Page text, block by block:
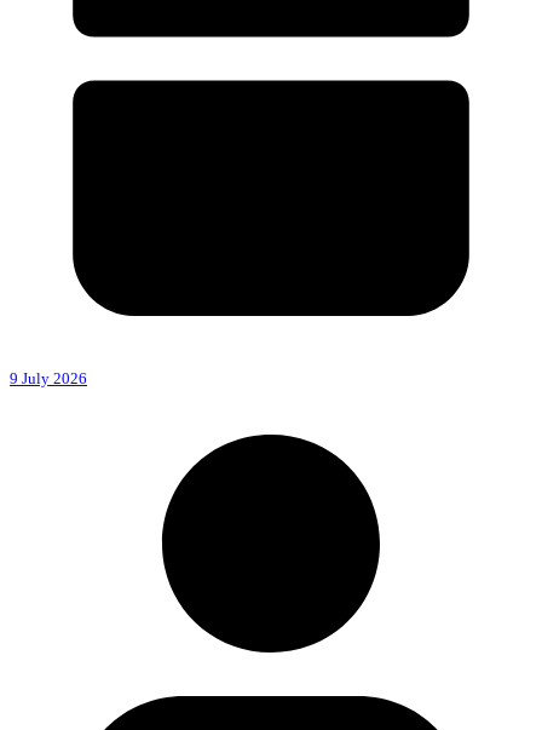
9 July 2026